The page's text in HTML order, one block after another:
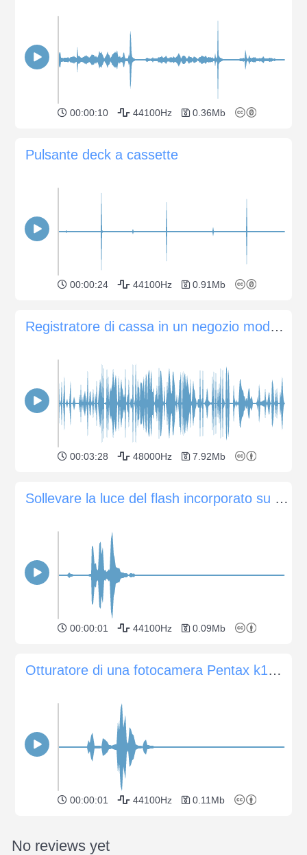
00:00:10 44100Hz 0.36Mb
Pulsante deck a cassette
00:00:24 44100Hz 0.91Mb
Registratore di cassa in un negozio moderno, pressione di pulsanti, segnali acustici e cassetto aper...
00:03:28 48000Hz 7.92Mb
Sollevare la luce del flash incorporato su una fotocamera Nikon D3300
00:00:01 44100Hz 0.09Mb
Otturatore di una fotocamera Pentax k1000
00:00:01 44100Hz 0.11Mb
No reviews yet